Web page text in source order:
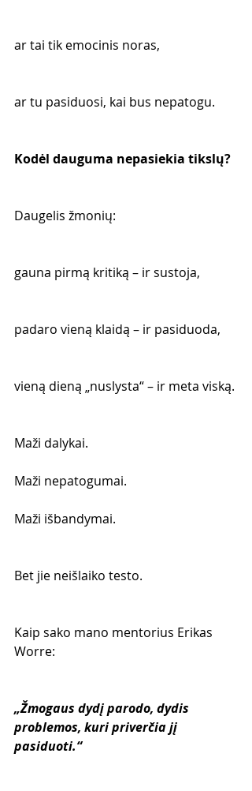
ar tai tik emocinis noras,
ar tu pasiduosi, kai bus nepatogu.
Kodėl dauguma nepasiekia tikslų?
Daugelis žmonių:
gauna pirmą kritiką – ir sustoja,
padaro vieną klaidą – ir pasiduoda,
vieną dieną „nuslysta“ – ir meta viską.
Maži dalykai.
Maži nepatogumai.
Maži išbandymai.
Bet jie neišlaiko testo.
Kaip sako mano mentorius Erikas
Worre:
„Žmogaus dydį parodo, dydis
problemos, kuri priverčia jį
pasiduoti.“